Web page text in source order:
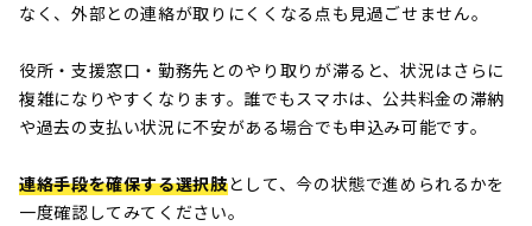
なく、外部との連絡が取りにくくなる点も見過ごせません。
役所・支援窓口・勤務先とのやり取りが滞ると、状況はさらに
複雑になりやすくなります。誰でもスマホは、公共料金の滞納
や過去の支払い状況に不安がある場合でも申込み可能です。
連絡手段を確保する選択肢として、今の状態で進められるかを
一度確認してみてください。